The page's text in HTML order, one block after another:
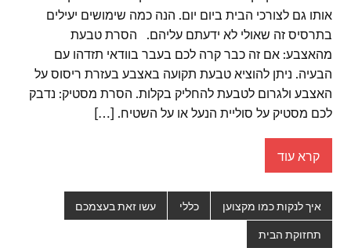
אותו גם לצורכי הבית ביום יום. הנה כמה שימושים יעילים
בתרסיס זה שאולי לא ידעתם עליהם. הסרת טבעת
מהאצבע: אם זה כבר קרה לכם בעבר בוודאי תזדהו עם
הבעיה. ניתן להוציא טבעת תקועה באצבע בעזרת ריסוס על
האצבע ולגרום לטבעת להחליק בקלות. הסרת מסטיק: נדבק
לכם מסטיק על סוליית הנעל או על השטיח. […]
קרא עוד
איך לנקות כמו מקצוען כללי עשו זאת בעצמכם
תחזוקת הבית